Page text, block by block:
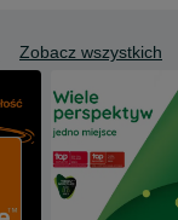
Zobacz wszystkich